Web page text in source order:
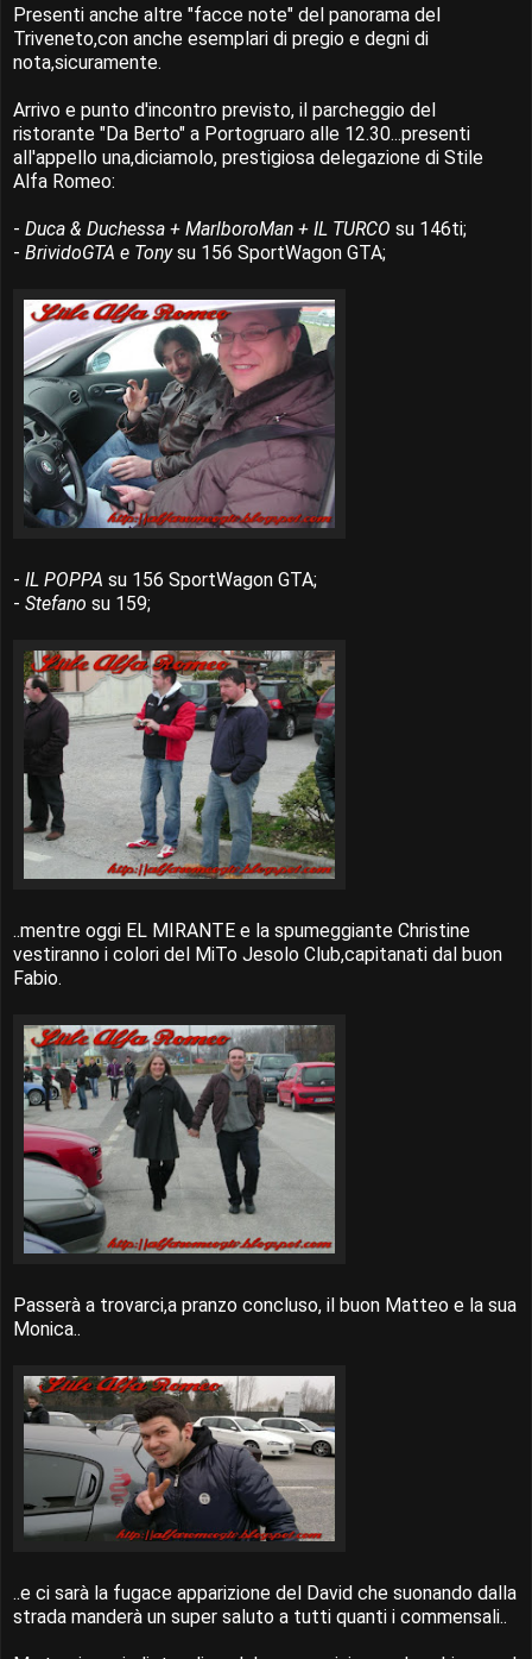
Presenti anche altre "facce note" del panorama del
Triveneto,con anche esemplari di pregio e degni di
nota,sicuramente.
Arrivo e punto d'incontro previsto, il parcheggio del
ristorante "Da Berto" a Portogruaro alle 12.30...presenti
all'appello una,diciamolo, prestigiosa delegazione di Stile
Alfa Romeo:
- Duca & Duchessa + MarlboroMan + IL TURCO su 146ti;
- BrividoGTA e Tonysu 156 SportWagon GTA;
- IL POPPA su 156 SportWagon GTA;
- Stefano su 159;
..mentre oggi EL MIRANTE e la spumeggiante Christine
vestiranno i colori del MiTo Jesolo Club,capitanati dal buon
Fabio.
Passerà a trovarci,a pranzo concluso, il buon Matteo e la sua
Monica..
..e ci sarà la fugace apparizione del David che suonando dalla
strada manderà un super saluto a tutti quanti i commensali..